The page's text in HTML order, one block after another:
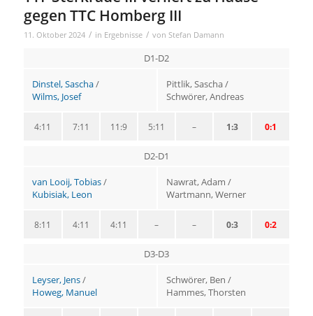
gegen TTC Homberg III
11. Oktober 2024 / in Ergebnisse / von Stefan Damann
D1-D2
Dinstel, Sascha/
Wilms, Josef
Pittlik, Sascha /
Schwörer, Andreas
0:1
1:3
–
5:11
11:9
7:11
4:11
D2-D1
van Looij, Tobias/
Kubisiak, Leon
Nawrat, Adam /
Wartmann, Werner
0:2
0:3
–
–
4:11
4:11
8:11
D3-D3
Leyser, Jens/
Howeg, Manuel
Schwörer, Ben /
Hammes, Thorsten